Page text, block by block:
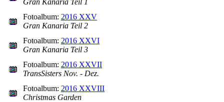
Gran Kanaria Teil 1
Fotoalbum: 2016 XXV
Gran Kanaria Teil 2
Fotoalbum: 2016 XXVI
Gran Kanaria Teil 3
Fotoalbum: 2016 XXVII
TransSisters Nov. - Dez.
Fotoalbum: 2016 XXVIII
Christmas Garden